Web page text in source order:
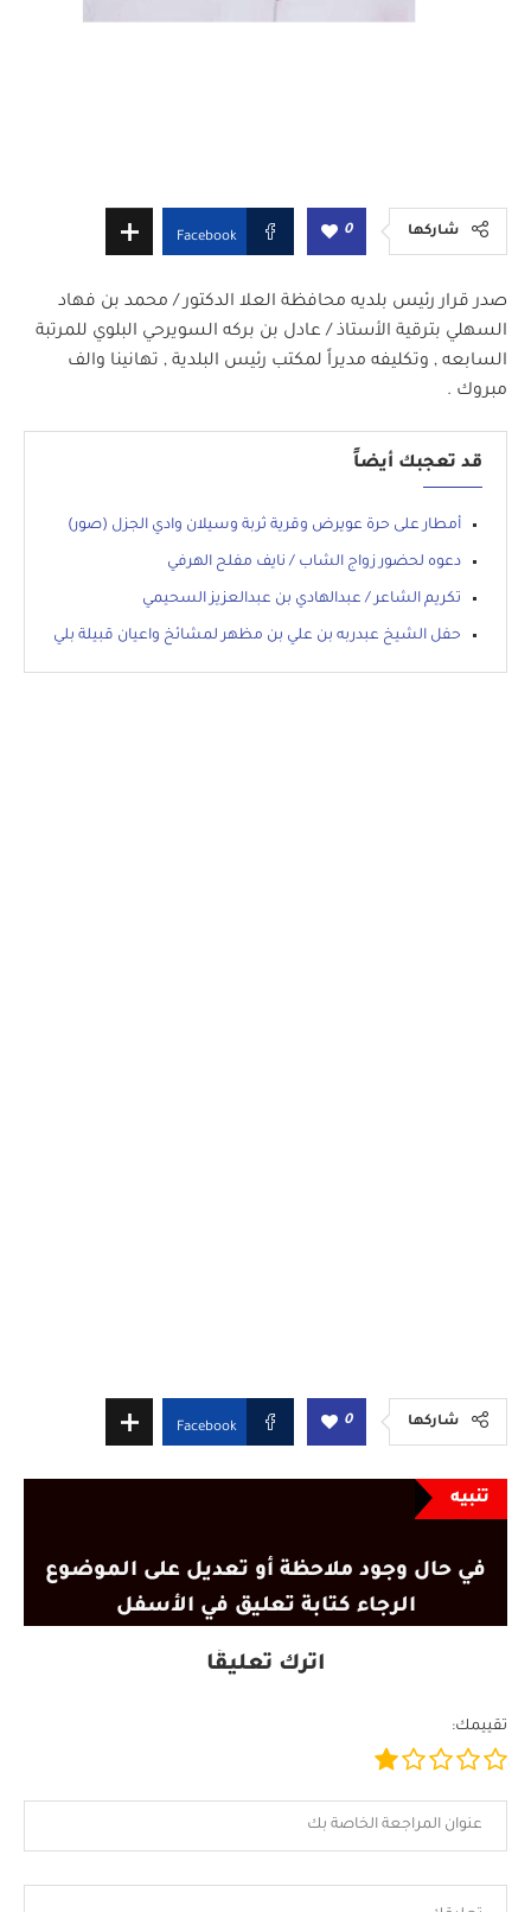
شاركها 0
Facebook
صدر قرار رئيس بلديه محافظة العلا الدكتور / محمد بن فهاد
السهلي بترقية الأستاذ / عادل بن بركه السويرحي البلوي للمرتبة
السابعه , وتكليفه مديراً لمكتب رئيس البلدية , تهانينا والف
مبروك .
قد تعجبك أيضاً
أمطار على حرة عويرض وقرية ثربة وسيلان وادي الجزل (صور)
دعوه لحضور زواج الشاب / نايف مفلح الهرفي
تكريم الشاعر / عبدالهادي بن عبدالعزيز السحيمي
حفل الشيخ عبدربه بن علي بن مظهر لمشائخ واعيان قبيلة بلي
شاركها 0
Facebook
تنبيه
في حال وجود ملاحظة أو تعديل على الموضوع
الرجاء كتابة تعليق في الأسفل
اترك تعليقًا
تقييمك: